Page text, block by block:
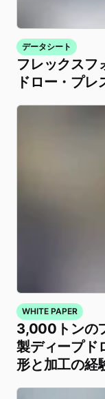
データシート
フレックスフ
ドロー・プレ
WHITE PAPER
3,000トンの
製ディープド
形と加工の経